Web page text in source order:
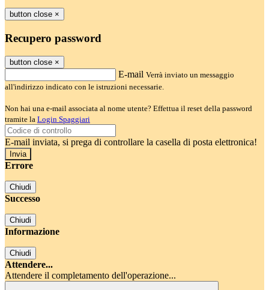
button close ×
Recupero password
button close ×
E-mail Verrà inviato un messaggio
all'indirizzo indicato con le istruzioni necessarie.
Non hai una e-mail associata al nome utente? Effettua il reset della password
tramite la Login Spaggiari
E-mail inviata, si prega di controllare la casella di posta elettronica!
Errore
Chiudi
Successo
Chiudi
Informazione
Chiudi
Attendere...
Attendere il completamento dell'operazione...